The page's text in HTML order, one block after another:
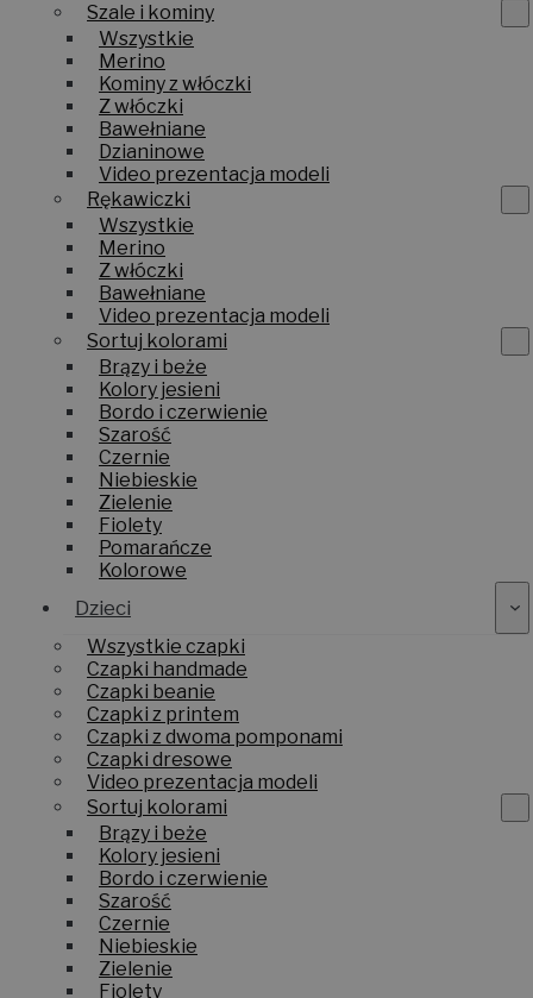
Szale i kominy
Wszystkie
Merino
Kominy z włóczki
Z włóczki
Bawełniane
Dzianinowe
Video prezentacja modeli
Rękawiczki
Wszystkie
Merino
Z włóczki
Bawełniane
Video prezentacja modeli
Sortuj kolorami
Brązy i beże
Kolory jesieni
Bordo i czerwienie
Szarość
Czernie
Niebieskie
Zielenie
Fiolety
Pomarańcze
Kolorowe
Dzieci
Wszystkie czapki
Czapki handmade
Czapki beanie
Czapki z printem
Czapki z dwoma pomponami
Czapki dresowe
Video prezentacja modeli
Sortuj kolorami
Brązy i beże
Kolory jesieni
Bordo i czerwienie
Szarość
Czernie
Niebieskie
Zielenie
Fiolety